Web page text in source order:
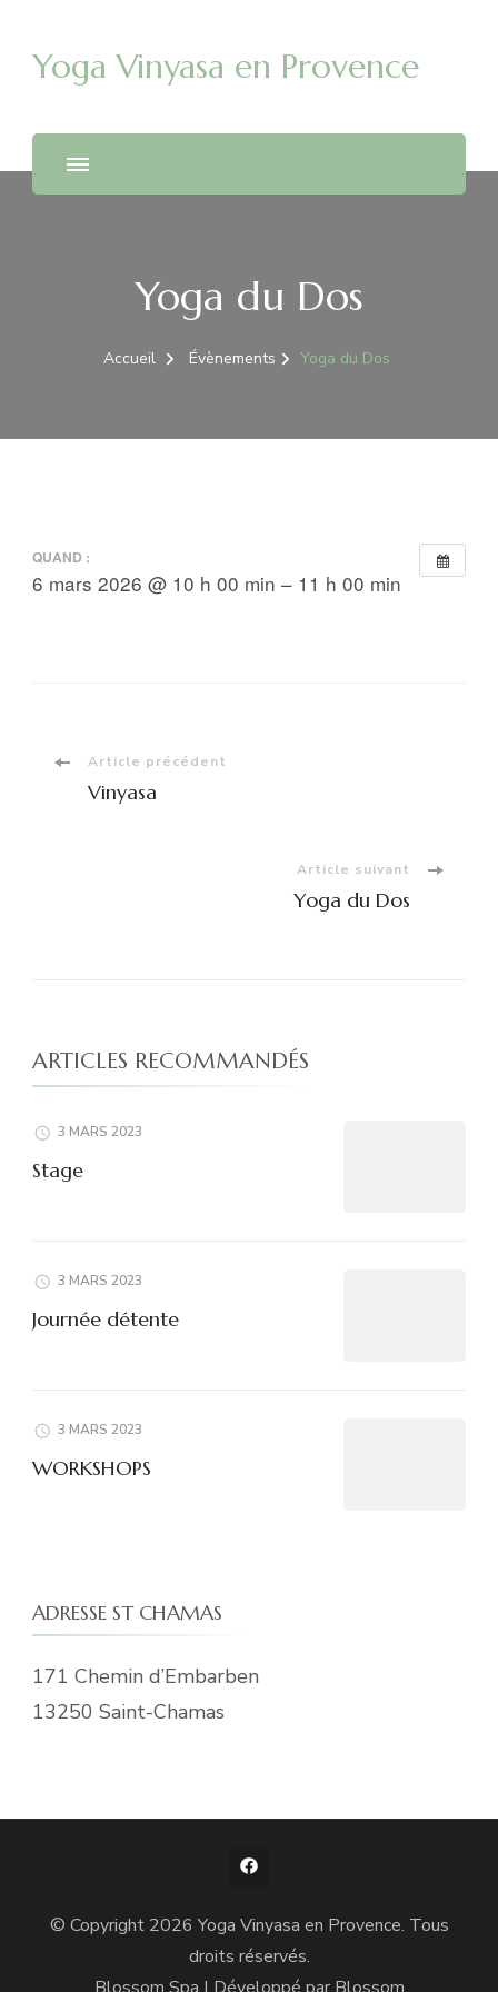
Yoga Vinyasa en Provence
Yoga du Dos
Accueil Évènements Yoga du Dos
QUAND :
6 mars 2026 @ 10 h 00 min – 11 h 00 min
Navigation
Article précédent
Vinyasa
Article suivant
Yoga du Dos
ARTICLES RECOMMANDÉS
3 MARS 2023
Stage
3 MARS 2023
Journée détente
3 MARS 2023
WORKSHOPS
ADRESSE ST CHAMAS
171 Chemin d’Embarben
13250 Saint-Chamas
© Copyright 2026Yoga Vinyasa en Provence. Tous
droits réservés.
Blossom Spa | Développé par Blossom